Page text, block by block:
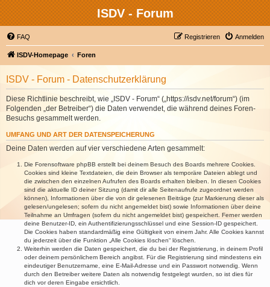
ISDV - Forum
FAQ Anmelden
Registrieren
ISDV-Homepage Foren
ISDV - Forum - Datenschutzerklärung
Diese Richtlinie beschreibt, wie „ISDV - Forum“ („https://isdv.net/forum“) (im
Folgenden „der Betreiber“) die Daten verwendet, die während deines Foren-
Besuchs gesammelt werden.
UMFANG UND ART DER DATENSPEICHERUNG
Deine Daten werden auf vier verschiedene Arten gesammelt:
Die Forensoftware phpBB erstellt bei deinem Besuch des Boards mehrere Cookies.
Cookies sind kleine Textdateien, die dein Browser als temporäre Dateien ablegt und
die zwischen den einzelnen Aufrufen des Boards erhalten bleiben. In diesen Cookies
sind die aktuelle ID deiner Sitzung (damit dir alle Seitenaufrufe zugeordnet werden
können), Informationen über die von dir gelesenen Beiträge (zur Markierung dieser als
gelesen/ungelesen; sofern du nicht angemeldet bist) sowie Informationen über deine
Teilnahme an Umfragen (sofern du nicht angemeldet bist) gespeichert. Ferner werden
deine Benutzer-ID, ein Authentifizierungsschlüssel und eine Session-ID gespeichert.
Die Cookies haben standardmäßig eine Gültigkeit von einem Jahr. Alle Cookies kannst
du jederzeit über die Funktion „Alle Cookies löschen“ löschen.
Weiterhin werden die Daten gespeichert, die du bei der Registrierung, in deinem Profil
oder deinem persönlichem Bereich angibst. Für die Registrierung sind mindestens ein
eindeutiger Benutzername, eine E-Mail-Adresse und ein Passwort notwendig. Wenn
durch den Betreiber weitere Daten als notwendig festgelegt wurden, so ist dies für
dich vor deren Eingabe ersichtlich.